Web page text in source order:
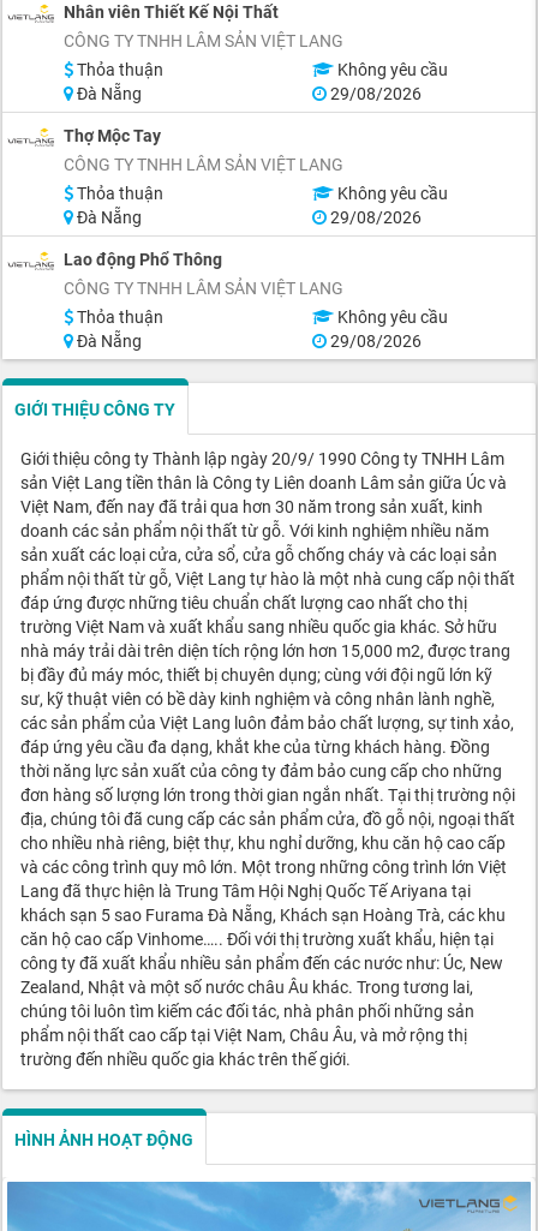
Nhân viên Thiết Kế Nội Thất
CÔNG TY TNHH LÂM SẢN VIỆT LANG
Thỏa thuận
Không yêu cầu
Đà Nẵng
29/08/2026
Thợ Mộc Tay
CÔNG TY TNHH LÂM SẢN VIỆT LANG
Thỏa thuận
Không yêu cầu
Đà Nẵng
29/08/2026
Lao động Phổ Thông
CÔNG TY TNHH LÂM SẢN VIỆT LANG
Thỏa thuận
Không yêu cầu
Đà Nẵng
29/08/2026
GIỚI THIỆU CÔNG TY
Giới thiệu công ty Thành lập ngày 20/9/ 1990 Công ty TNHH Lâm
sản Việt Lang tiền thân là Công ty Liên doanh Lâm sản giữa Úc và
Việt Nam, đến nay đã trải qua hơn 30 năm trong sản xuất, kinh
doanh các sản phẩm nội thất từ gỗ. Với kinh nghiệm nhiều năm
sản xuất các loại cửa, cửa sổ, cửa gỗ chống cháy và các loại sản
phẩm nội thất từ gỗ, Việt Lang tự hào là một nhà cung cấp nội thất
đáp ứng được những tiêu chuẩn chất lượng cao nhất cho thị
trường Việt Nam và xuất khẩu sang nhiều quốc gia khác. Sở hữu
nhà máy trải dài trên diện tích rộng lớn hơn 15,000 m2, được trang
bị đầy đủ máy móc, thiết bị chuyên dụng; cùng với đội ngũ lớn kỹ
sư, kỹ thuật viên có bề dày kinh nghiệm và công nhân lành nghề,
các sản phẩm của Việt Lang luôn đảm bảo chất lượng, sự tinh xảo,
đáp ứng yêu cầu đa dạng, khắt khe của từng khách hàng. Đồng
thời năng lực sản xuất của công ty đảm bảo cung cấp cho những
đơn hàng số lượng lớn trong thời gian ngắn nhất. Tại thị trường nội
địa, chúng tôi đã cung cấp các sản phẩm cửa, đồ gỗ nội, ngoại thất
cho nhiều nhà riêng, biệt thự, khu nghỉ dưỡng, khu căn hộ cao cấp
và các công trình quy mô lớn. Một trong những công trình lớn Việt
Lang đã thực hiện là Trung Tâm Hội Nghị Quốc Tế Ariyana tại
khách sạn 5 sao Furama Đà Nẵng, Khách sạn Hoàng Trà, các khu
căn hộ cao cấp Vinhome….. Đối với thị trường xuất khẩu, hiện tại
công ty đã xuất khẩu nhiều sản phẩm đến các nước như: Úc, New
Zealand, Nhật và một số nước châu Âu khác. Trong tương lai,
chúng tôi luôn tìm kiếm các đối tác, nhà phân phối những sản
phẩm nội thất cao cấp tại Việt Nam, Châu Âu, và mở rộng thị
trường đến nhiều quốc gia khác trên thế giới.
HÌNH ẢNH HOẠT ĐỘNG